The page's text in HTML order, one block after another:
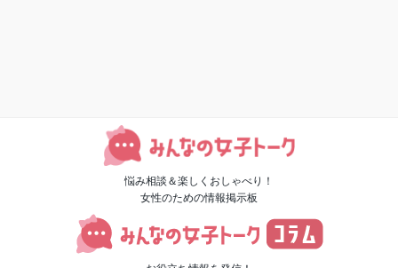
悩み相談＆楽しくおしゃべり！
女性のための情報掲示板